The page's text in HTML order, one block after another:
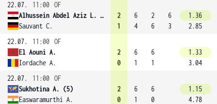
22.07.
11:00 OF
Alhussein Abdel Aziz L. (3)
Sauvant C.
2
1
6
4
2
6
6
3
1.36
2.85
22.07.
11:00 OF
El Aouni A.
Iordache A.
2
0
6
1
6
1
1.33
3.04
22.07.
11:00 OF
Sukhotina A. (5)
Easwaramurthi A.
2
0
6
1
6
0
1.15
4.78